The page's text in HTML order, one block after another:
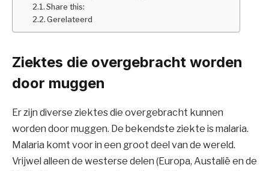
Share this:
Gerelateerd
Ziektes die overgebracht worden
door muggen
Er zijn diverse ziektes die overgebracht kunnen
worden door muggen. De bekendste ziekte is malaria.
Malaria komt voor in een groot deel van de wereld.
Vrijwel alleen de westerse delen (Europa, Austalië en de